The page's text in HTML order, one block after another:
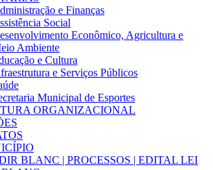
e Finanças
Social
Econômico, Agricultura e
Ambiente
e Cultura
e Serviços Públicos
Municipal de Esportes
ORGANIZACIONAL
BLANC | PROCESSOS | EDITAL LEI